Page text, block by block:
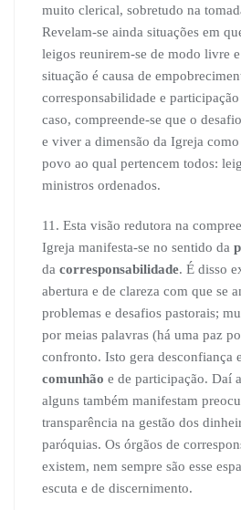
muito clerical, sobretudo na
Revelam-se ainda situações em
leigos reunirem-se de modo livre
situação é causa de
corresponsabilidade e
caso, compreende-se que o
e viver a dimensão da Igreja
povo ao qual pertencem todos:
ministros ordenados.
11. Esta visão redutora na
Igreja manifesta-se no sentido da
da corresponsabilidade. É disso
abertura e de clareza com que se
problemas e desafios pastorais;
por meias palavras (há uma paz
confronto. Isto gera desconfiança
comunhão e de participação. Daí
alguns também manifestam
transparência na gestão dos
paróquias. Os órgãos de
existem, nem sempre são esse
escuta e de discernimento.